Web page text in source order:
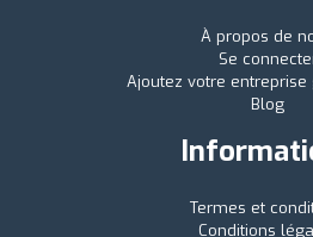
À propos de
Se
Ajoutez votre
Blog
Termes et
Conditions